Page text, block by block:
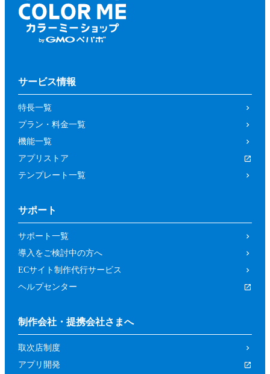
サービス情報
特長一覧
プラン・料金一覧
機能一覧
アプリストア
テンプレート一覧
サポート
サポート一覧
導入をご検討中の方へ
ECサイト制作代行サービス
ヘルプセンター
制作会社・提携会社さまへ
取次店制度
アプリ開発